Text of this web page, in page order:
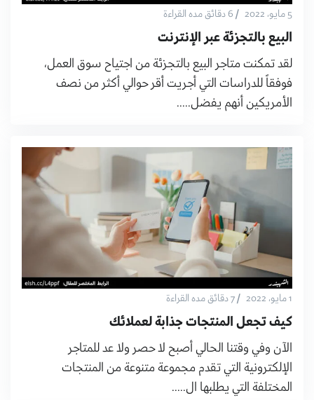
5 مايو، 2022 /6 دقائق مده القراءة
البيع بالتجزئة عبر الإنترنت
لقد تمكنت متاجر البيع بالتجزئة من اجتياح سوق العمل،
فوفقاً للدراسات التي أجريت أقر حوالي أكثر من نصف
الأمريكين أنهم يفضل.....
1 مايو، 2022 /7 دقائق مده القراءة
كيف تجعل المنتجات جذابة لعملائك
الآن وفي وقتنا الحالي أصبح لا حصر ولا عد للمتاجر
الإلكترونية التي تقدم مجموعة متنوعة من المنتجات
المختلفة التي يطلبها ال.....